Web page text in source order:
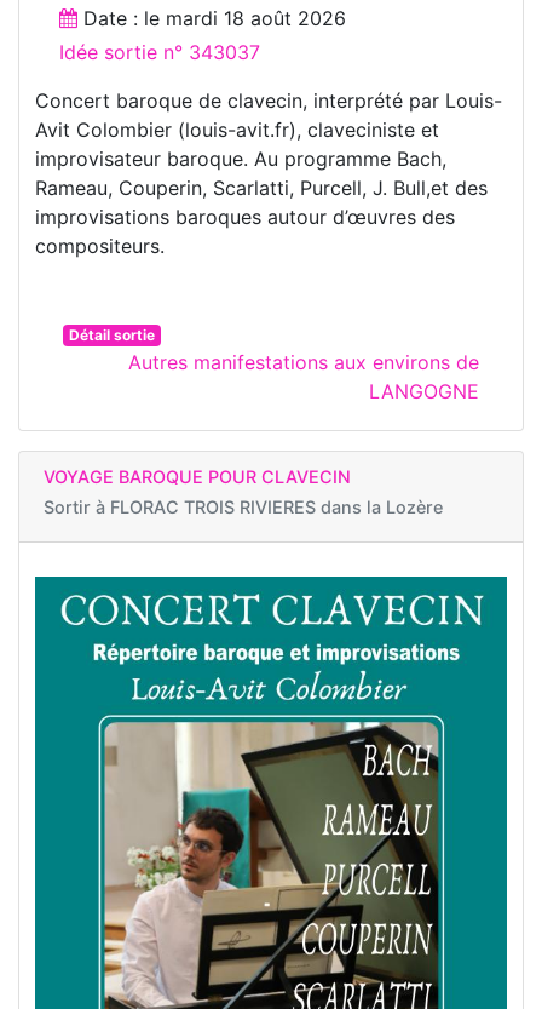
Date : le mardi 18 août 2026
Idée sortie n° 343037
Concert baroque de clavecin, interprété par Louis-
Avit Colombier (louis-avit.fr), claveciniste et
improvisateur baroque. Au programme Bach,
Rameau, Couperin, Scarlatti, Purcell, J. Bull,et des
improvisations baroques autour d’œuvres des
compositeurs.
Détail sortie
Autres manifestations aux environs de
LANGOGNE
VOYAGE BAROQUE POUR CLAVECIN
Sortir à FLORAC TROIS RIVIERES dans la Lozère